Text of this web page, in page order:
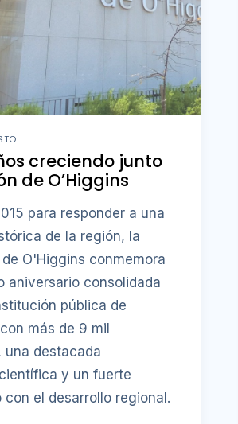
creciendo junto
de O’Higgins
para responder a una
de la región, la
O'Higgins conmemora
aniversario consolidada
pública de
más de 9 mil
una destacada
y un fuerte
con el desarrollo regional.